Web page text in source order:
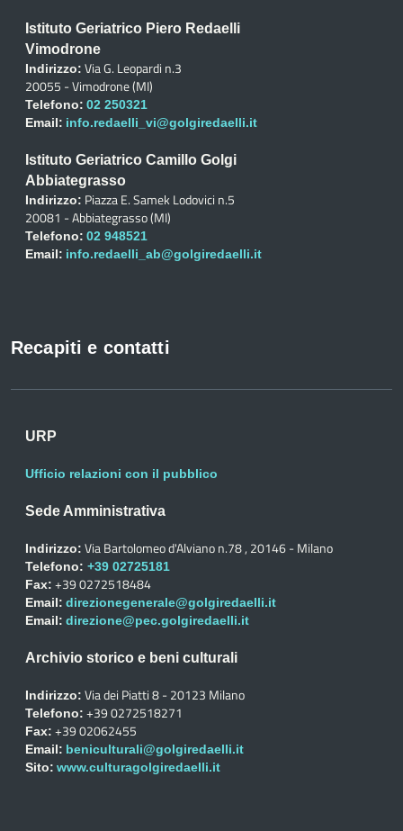
Istituto Geriatrico Piero Redaelli
Vimodrone
Indirizzo: Via G. Leopardi n.3
20055 - Vimodrone (MI)
Telefono: 02 250321
Email: info.redaelli_vi@golgiredaelli.it
Istituto Geriatrico Camillo Golgi
Abbiategrasso
Indirizzo: Piazza E. Samek Lodovici n.5
20081 - Abbiategrasso (MI)
Telefono: 02 948521
Email: info.redaelli_ab@golgiredaelli.it
Recapiti e contatti
URP
Ufficio relazioni con il pubblico
Sede Amministrativa
Indirizzo: Via Bartolomeo d'Alviano n.78 , 20146 - Milano
Telefono: +39 02725181
Fax: +39 0272518484
Email: direzionegenerale@golgiredaelli.it
Email: direzione@pec.golgiredaelli.it
Archivio storico e beni culturali
Indirizzo: Via dei Piatti 8 - 20123 Milano
Telefono: +39 0272518271
Fax: +39 02062455
Email: beniculturali@golgiredaelli.it
Sito: www.culturagolgiredaelli.it